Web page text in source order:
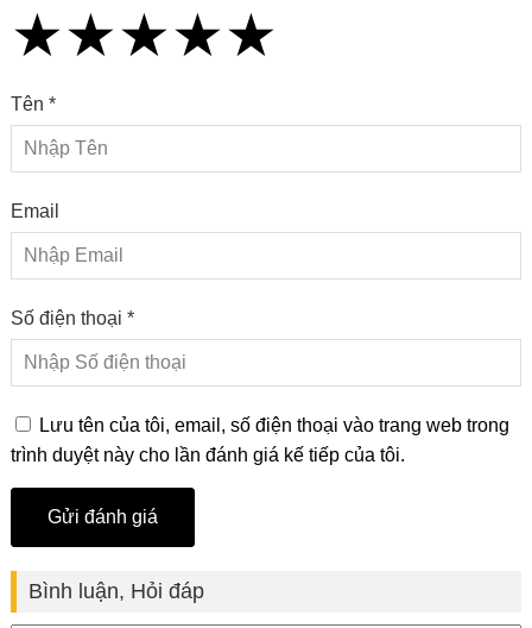
★
★★
★★★
★★★★
★★★★★
Tên *
Email
Số điện thoại *
Lưu tên của tôi, email, số điện thoại vào trang web trong
trình duyệt này cho lần đánh giá kế tiếp của tôi.
Bình luận, Hỏi đáp